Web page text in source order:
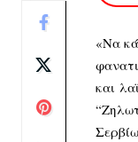
«Να
και